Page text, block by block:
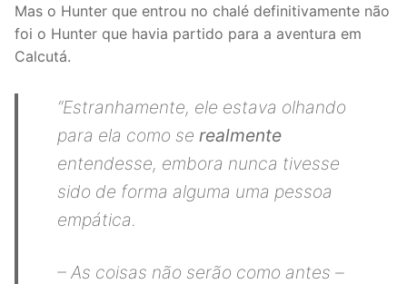
Mas o Hunter que entrou no chalé definitivamente não
foi o Hunter que havia partido para a aventura em
Calcutá.
“Estranhamente, ele estava olhando
para ela como serealmente
entendesse, embora nunca tivesse
sido de forma alguma uma pessoa
empática.
– As coisas não serão como antes –